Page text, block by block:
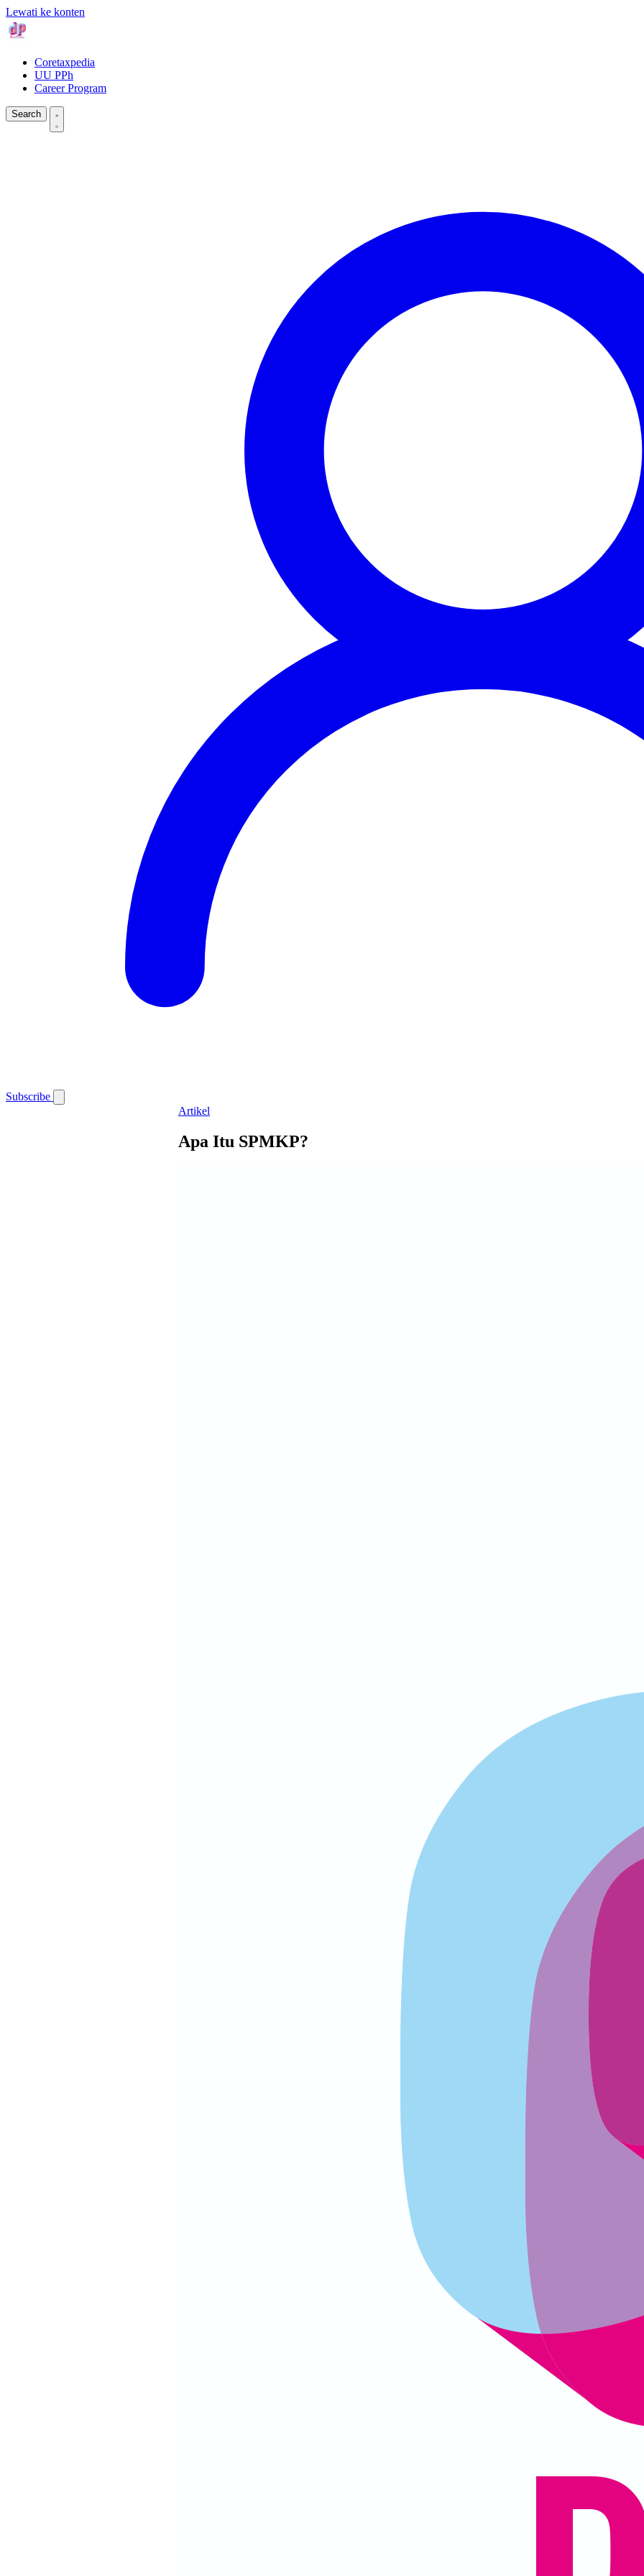
Lewati ke konten
Coretaxpedia
UU PPh
Career Program
Search
Subscribe
Artikel
Apa Itu SPMKP?